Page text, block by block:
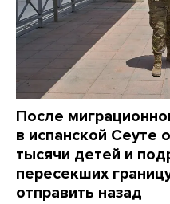
После
в испанской Сеуте
тысячи детей и
пересекших
отправить назад